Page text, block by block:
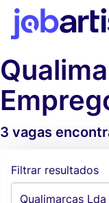
3 vagas
Filtrar resultados